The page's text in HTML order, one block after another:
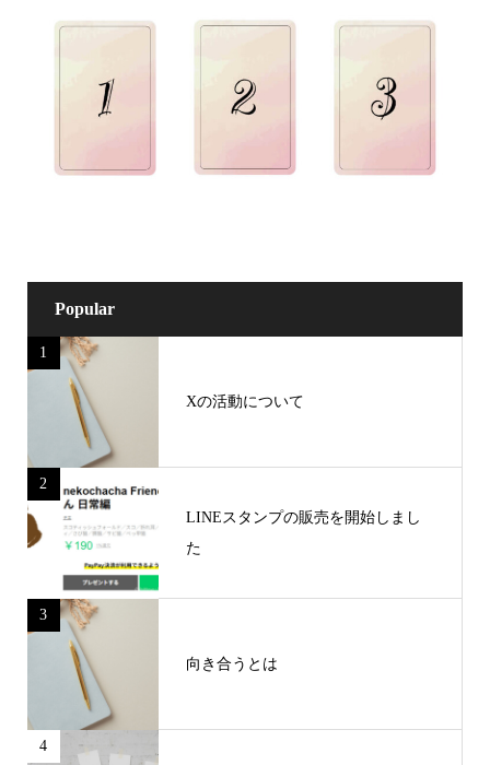
Popular
1
Xの活動について
2
LINEスタンプの販売を開始しまし
た
3
向き合うとは
4